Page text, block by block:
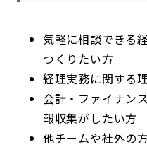
気軽に相談できる
つくりたい方
経理実務に関する
会計・ファイナン
報収集がしたい方
他チームや社外の